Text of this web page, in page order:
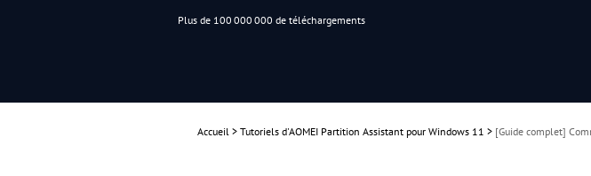
Plus de 100 000 000 de téléchargements
Accueil > Tutoriels d'AOMEI Partition Assistant pour Windows 11 > [Guide complet]